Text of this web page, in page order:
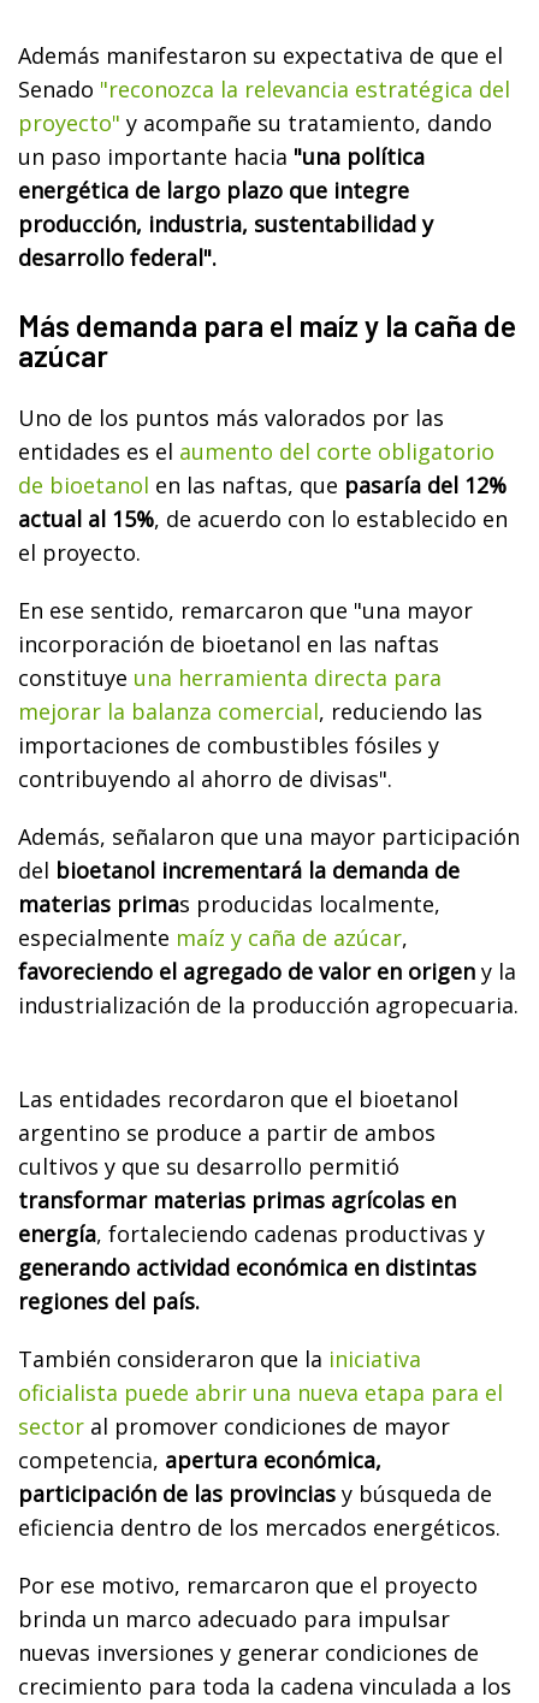
Además manifestaron su expectativa de que el
Senado "reconozca la relevancia estratégica del
proyecto" y acompañe su tratamiento, dando
un paso importante hacia "una política
energética de largo plazo que integre
producción, industria, sustentabilidad y
desarrollo federal".
Más demanda para el maíz y la caña de
azúcar
Uno de los puntos más valorados por las
entidades es el aumento del corte obligatorio
de bioetanol en las naftas, que pasaría del 12%
actual al 15%, de acuerdo con lo establecido en
el proyecto.
En ese sentido, remarcaron que "una mayor
incorporación de bioetanol en las naftas
constituye una herramienta directa para
mejorar la balanza comercial, reduciendo las
importaciones de combustibles fósiles y
contribuyendo al ahorro de divisas".
Además, señalaron que una mayor participación
del bioetanol incrementará la demanda de
materias primas producidas localmente,
especialmente maíz y caña de azúcar,
favoreciendo el agregado de valor en origen y la
industrialización de la producción agropecuaria.
Las entidades recordaron que el bioetanol
argentino se produce a partir de ambos
cultivos y que su desarrollo permitió
transformar materias primas agrícolas en
energía, fortaleciendo cadenas productivas y
generando actividad económica en distintas
regiones del país.
También consideraron que la iniciativa
oficialista puede abrir una nueva etapa para el
sector al promover condiciones de mayor
competencia, apertura económica,
participación de las provincias y búsqueda de
eficiencia dentro de los mercados energéticos.
Por ese motivo, remarcaron que el proyecto
brinda un marco adecuado para impulsar
nuevas inversiones y generar condiciones de
crecimiento para toda la cadena vinculada a los